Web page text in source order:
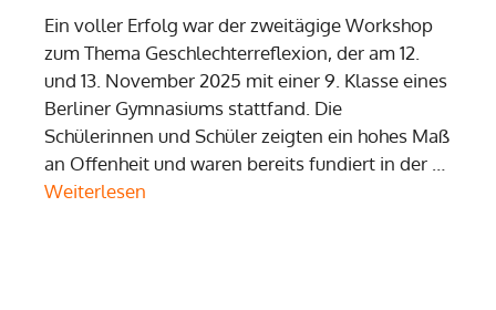
Ein voller Erfolg war der zweitägige Workshop
zum Thema Geschlechterreflexion, der am 12.
und 13. November 2025 mit einer 9. Klasse eines
Berliner Gymnasiums stattfand. Die
Schülerinnen und Schüler zeigten ein hohes Maß
an Offenheit und waren bereits fundiert in der …
Weiterlesen